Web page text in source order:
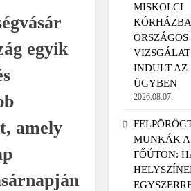
egyik
amely
MISKOLCI
ORSZÁGOS
VIZSGÁLAT
INDULT AZ
ÜGYBEN
2026.08.07.
MUNKÁK A
FŐÚTON: